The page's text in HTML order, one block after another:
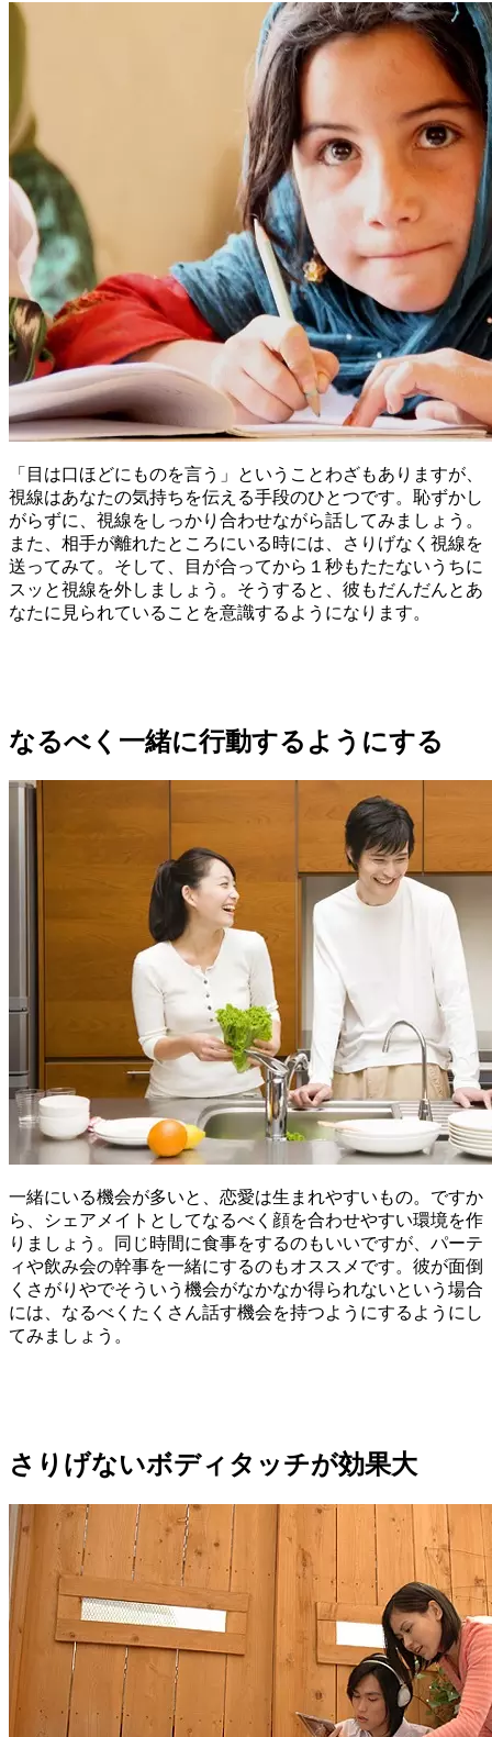
「目は口ほどにものを言う」ということわざもありますが、
視線はあなたの気持ちを伝える手段のひとつです。恥ずかし
がらずに、視線をしっかり合わせながら話してみましょう。
また、相手が離れたところにいる時には、さりげなく視線を
送ってみて。そして、目が合ってから１秒もたたないうちに
スッと視線を外しましょう。そうすると、彼もだんだんとあ
なたに見られていることを意識するようになります。
なるべく一緒に行動するようにする
一緒にいる機会が多いと、恋愛は生まれやすいもの。ですか
ら、シェアメイトとしてなるべく顔を合わせやすい環境を作
りましょう。同じ時間に食事をするのもいいですが、パーテ
ィや飲み会の幹事を一緒にするのもオススメです。彼が面倒
くさがりやでそういう機会がなかなか得られないという場合
には、なるべくたくさん話す機会を持つようにするようにし
てみましょう。
さりげないボディタッチが効果大